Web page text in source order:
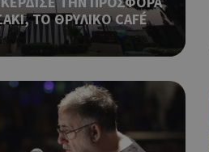
ΤΟ ΘΡΥΛΙΚΟ CAFÉ
ShowSubLoginCookie